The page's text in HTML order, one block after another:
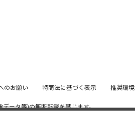
のお願い 特商法に基づく表示 推奨環境
ータ等)の無断転載を禁じます。